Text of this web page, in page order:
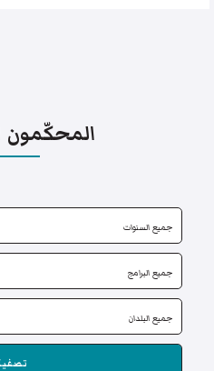
المحكّمون